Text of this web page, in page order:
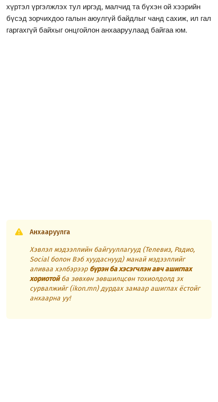
хүртэл үргэлжлэх тул иргэд, малчид та бүхэн ой хээрийн
бүсэд зорчихдоо галын аюулгүй байдлыг чанд сахиж, ил гал
гаргахгүй байхыг онцгойлон анхааруулаад байгаа юм.
Анхааруулга
Хэвлэл мэдээллийн байгууллагууд (Телевиз, Радио,
Social болон Вэб хуудаснууд) манай мэдээллийг
аливаа хэлбэрээр бүрэн ба хэсэгчлэн авч ашиглах
хориотойба зөвхөн зөвшилцсөн тохиолдолд эх
сурвалжийг (ikon.mn) дурдах замаар ашиглах ёстойг
анхаарна уу!